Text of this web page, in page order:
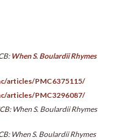
When S. Boulardii Rhymes
articles/PMC6375115/
articles/PMC3296087/
When S. Boulardii Rhymes
When S. Boulardii Rhymes